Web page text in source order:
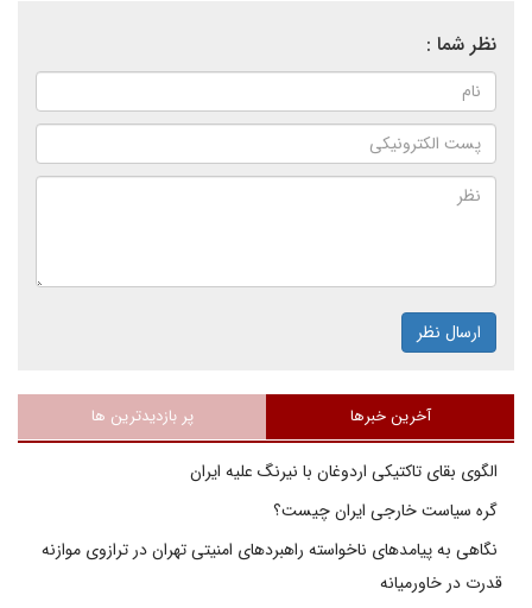
نظر شما :
ارسال نظر
آخرین خبرها پر بازدیدترین ها
الگوی بقای تاکتیکی اردوغان با نیرنگ علیه ایران
گره سیاست خارجی ایران چیست؟
نگاهی به پیامدهای ناخواسته راهبردهای امنیتی تهران در ترازوی موازنه
قدرت در خاورمیانه